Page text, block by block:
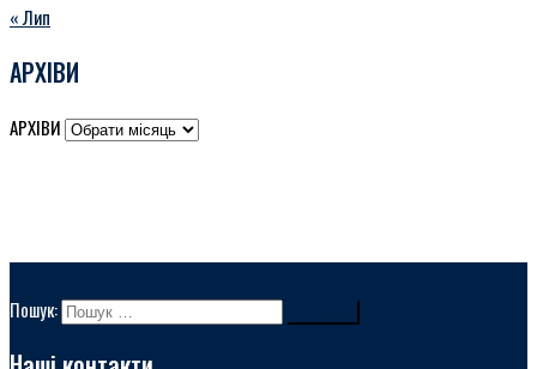
« Лип
АРХІВИ
АРХІВИ
Пошук: